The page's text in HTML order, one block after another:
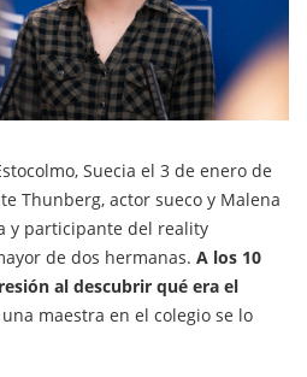
Suecia el 3 de enero de
Thunberg, actor sueco y Malena
y participante del reality
de dos hermanas. A los 10
al descubrir qué era el
maestra en el colegio se lo